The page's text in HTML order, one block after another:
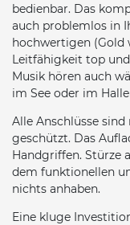
bedienbar. Das
auch problemlos in
hochwertigen (Gold
Leitfähigkeit top
Musik hören auch
im See oder im
Alle Anschlüsse
geschützt. Das
Handgriffen. Stürze
dem funktionellen
nichts anhaben.
Eine kluge